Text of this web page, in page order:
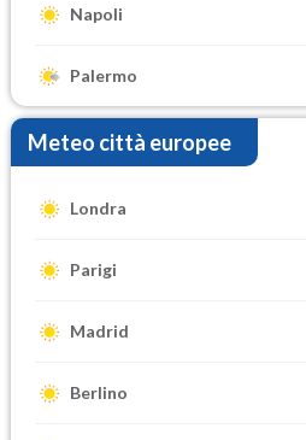
Napoli
Palermo
Meteo città europee
Londra
Parigi
Madrid
Berlino